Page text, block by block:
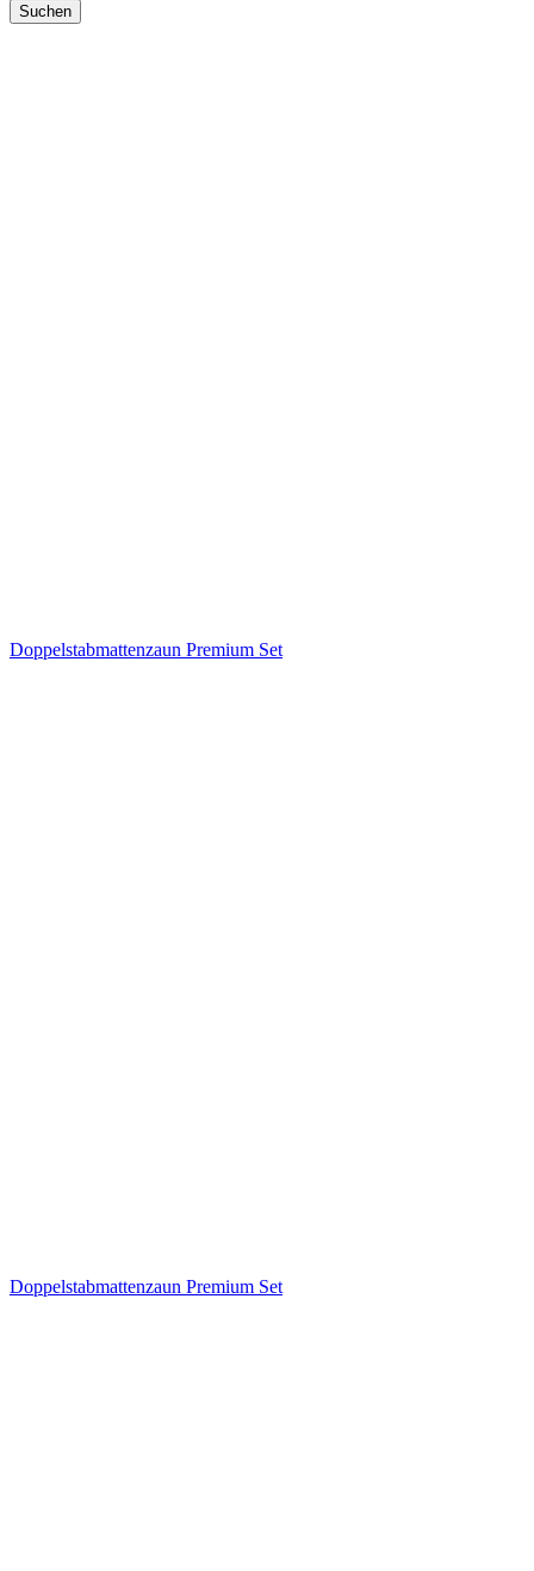
Suchen
Doppelstabmattenzaun Premium Set
Doppelstabmattenzaun Premium Set